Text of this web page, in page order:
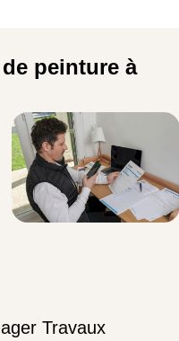
peinture à
Travaux